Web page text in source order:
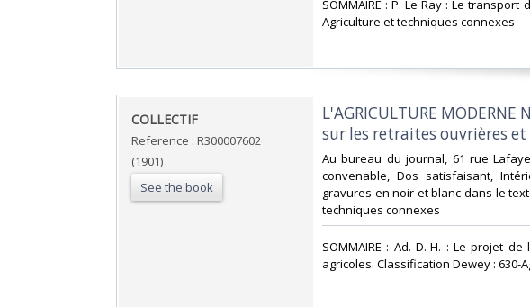
‎SOMMAIRE : P. Le Ray : Le
Agriculture et techniques connexes‎
‎COLLECTIF‎
Reference : R300007602
(1901)
See the book
‎L'AGRICULTURE
sur les retraites ouvrières et
‎Au bureau du journal, 61 rue
convenable, Dos satisfaisant,
gravures en noir et blanc dans le
techniques connexes‎
‎SOMMAIRE : Ad. D.-H. : Le projet
agricoles. Classification Dewey :